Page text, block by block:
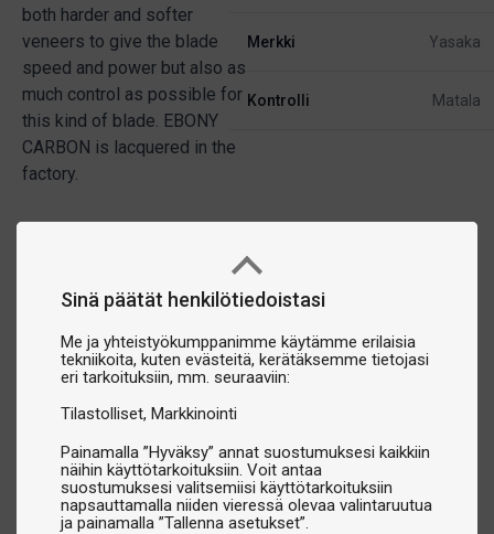
Sinä päätät henkilötiedoistasi
Me ja yhteistyökumppanimme käytämme erilaisia
tekniikoita, kuten evästeitä, kerätäksemme tietojasi
eri tarkoituksiin, mm. seuraaviin:
Tilastolliset Markkinointi
Painamalla ”Hyväksy” annat suostumuksesi kaikkiin
näihin käyttötarkoituksiin. Voit antaa
suostumuksesi valitsemiisi käyttötarkoituksiin
napsauttamalla niiden vieressä olevaa valintaruutua
ja painamalla ”Tallenna asetukset”.
both harder and softer
veneers to give the blade
speed and power but also as
much control as possible for
this kind of blade. EBONY
CARBON is lacquered in the
factory.
Merkki Yasaka
Kontrolli Matala